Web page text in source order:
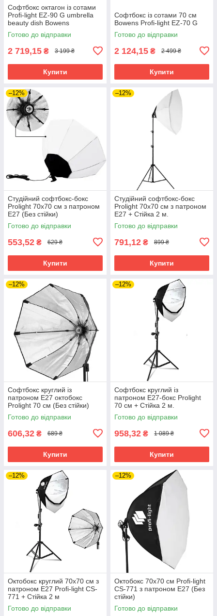
Софтбокс октагон із сотами
Profi-light EZ-90 G umbrella
beauty dish Bowens
Готово до відправки
2 719,15 ₴ 3 199 ₴
Купити
Софтбокс із сотами 70 см
Bowens Profi-light EZ-70 G
Готово до відправки
2 124,15 ₴ 2 499 ₴
Купити
–12%
Студійний софтбокс-бокс
Prolight 70х70 см з патроном
Е27 (Без стійки)
Готово до відправки
553,52 ₴ 629 ₴
Купити
–12%
Студійний софтбокс-бокс
Prolight 70х70 см з патроном
Е27 + Стійка 2 м.
Готово до відправки
791,12 ₴ 899 ₴
Купити
–12%
Софтбокс круглий із
патроном Е27 октобокс
Prolight 70 см (Без стійки)
Готово до відправки
606,32 ₴ 689 ₴
Купити
–12%
Софтбокс круглий із
патроном Е27-бокс Prolight
70 см + Стійка 2 м.
Готово до відправки
958,32 ₴ 1 089 ₴
Купити
–12%
Октобокс круглий 70х70 см з
патроном Е27 Profi-light CS-
771 + Стійка 2 м
Готово до відправки
–12%
Октобокс 70х70 см Profi-light
CS-771 з патроном Е27 (Без
стійки)
Готово до відправки